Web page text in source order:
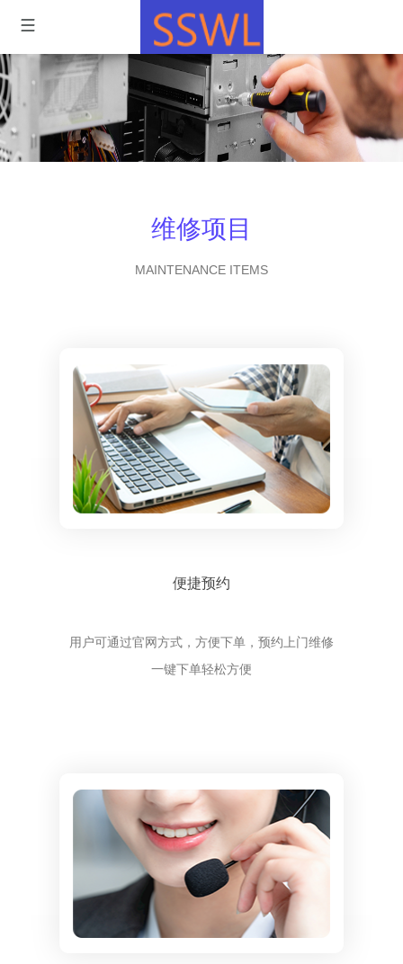
维修项目
MAINTENANCE ITEMS
便捷预约
用户可通过官网方式，方便下单，预约上门维修
一键下单轻松方便